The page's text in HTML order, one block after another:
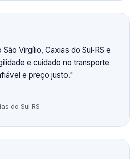
Virgílio, Caxias do Sul‑RS e
e cuidado no transporte
e preço justo.
do Sul‑RS